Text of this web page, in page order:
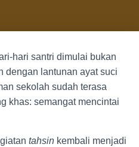
hari santri dimulai bukan
dengan lantunan ayat suci
sekolah sudah terasa
khas: semangat mencintai
tahsin kembali menjadi